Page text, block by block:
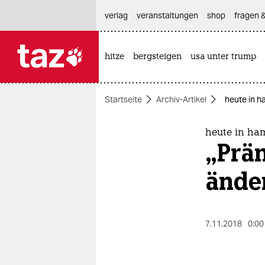
themen
verlag
veranstaltungen shop fragen
hitze bergsteigen usa unter trump
Startseite Archiv-Artikel heute in
heute in
7.11.2018